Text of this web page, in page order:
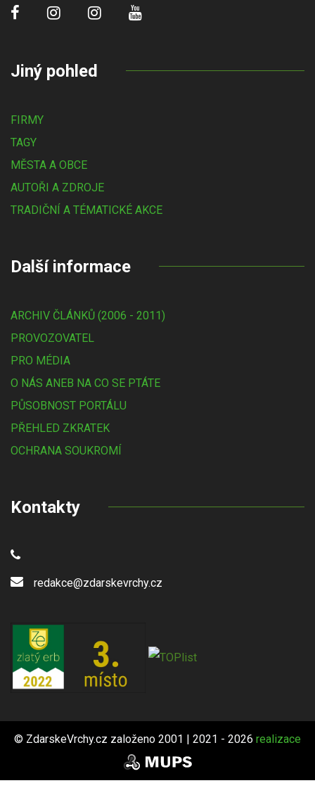
Jiný pohled
FIRMY
TAGY
MĚSTA A OBCE
AUTOŘI A ZDROJE
TRADIČNÍ A TÉMATICKÉ AKCE
Další informace
ARCHIV ČLÁNKŮ (2006 - 2011)
PROVOZOVATEL
PRO MÉDIA
O NÁS ANEB NA CO SE PTÁTE
PŮSOBNOST PORTÁLU
PŘEHLED ZKRATEK
OCHRANA SOUKROMÍ
Kontakty
redakce@zdarskevrchy.cz
© ZdarskeVrchy.cz založeno 2001 | 2021 - 2026 realizace